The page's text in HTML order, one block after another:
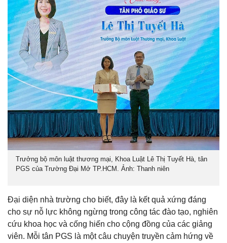
Trưởng bộ môn luật thương mại, Khoa Luật Lê Thị Tuyết Hà, tân
PGS của Trường Đại Mở TP.HCM. Ảnh: Thanh niên
Đại diện nhà trường cho biết, đây là kết quả xứng đáng
cho sự nỗ lực không ngừng trong công tác đào tạo, nghiên
cứu khoa học và cống hiến cho cộng đồng của các giảng
viên. Mỗi tân PGS là một câu chuyện truyền cảm hứng về